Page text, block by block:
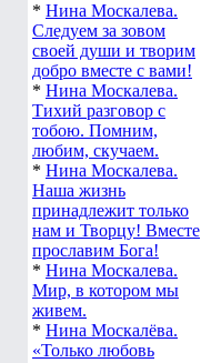
* Нина Москалева.
Следуем за зовом
своей души и творим
добро вместе с вами!
* Нина Москалева.
Тихий разговор с
тобою. Помним,
любим, скучаем.
* Нина Москалева.
Наша жизнь
принадлежит только
нам и Творцу! Вместе
прославим Бога!
* Нина Москалева.
Мир, в котором мы
живем.
* Нина Москалёва.
«Только любовь